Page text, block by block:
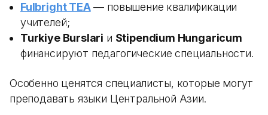
Fulbright TEA— повышение квалификации
учителей;
Turkiye Burslari и Stipendium Hungaricum
финансируют педагогические специальности.
Особенно ценятся специалисты, которые могут
преподавать языки Центральной Азии.